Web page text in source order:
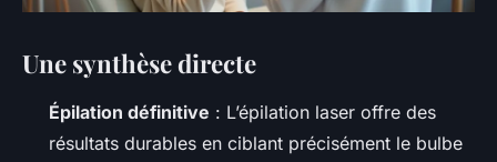
Une synthèse directe
Épilation définitive : L’épilation laser offre des
résultats durables en ciblant précisément le bulbe